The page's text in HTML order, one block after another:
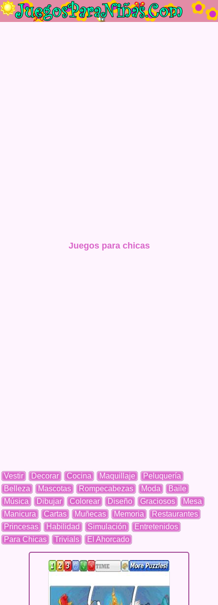
Juegos para chicas
Vestir Decorar Cocina Maquillaje
Peluquería
Belleza
Mascotas Rompecabezas Moda
Baile
Música
Dibujar Colorear Diseño Graciosos
Mesa
Manicura
Cartas Muñecas Memoria
Restaurantes
Princesas
Habilidad Simulación
Entretenidos
Para Chicas
Trivials El Ahorcado